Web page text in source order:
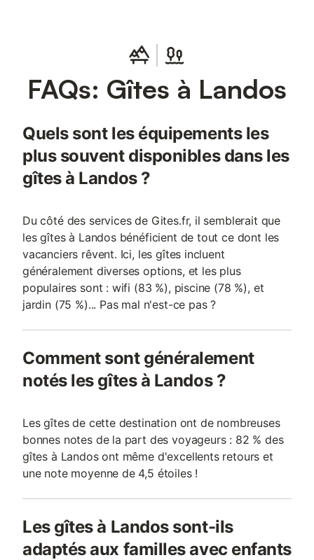
travail dédié, machine à café. Lit bébé et chaise haute
disponibles sur demande pour les plus petits. Un animal de
compagnie accepté. Stationnement sur place (4 places
partagées) ou dans la rue, local vélos à disposition. Arrivée
FAQs: Gîtes à Landos
Quels sont les équipements les
plus souvent disponibles dans les
gîtes à Landos ?
Du côté des services de Gites.fr, il semblerait que
les gîtes à Landos bénéficient de tout ce dont les
vacanciers rêvent. Ici, les gîtes incluent
généralement diverses options, et les plus
populaires sont : wifi (83 %), piscine (78 %), et
jardin (75 %)... Pas mal n'est-ce pas ?
Comment sont généralement
notés les gîtes à Landos ?
Les gîtes de cette destination ont de nombreuses
bonnes notes de la part des voyageurs : 82 % des
gîtes à Landos ont même d'excellents retours et
une note moyenne de 4,5 étoiles !
Les gîtes à Landos sont-ils
adaptés aux familles avec enfants